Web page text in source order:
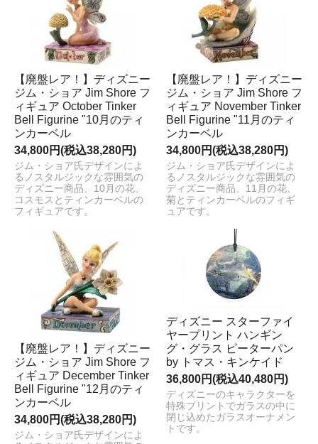
【廃盤レア！】ディズニー
ジム・ショア Jim Shore フ
ィギュア October Tinker
Bell Figurine "10月のティ
ンカーベル
34,800円(税込38,280円)
ジム・ショア氏デザインによ
るノスタルジックな雰囲気の
ディズニー商品、10月の花、
コスモスとティンカーベルの
フィギュアです。
【廃盤レア！】ディズニー
ジム・ショア Jim Shore フ
ィギュア November Tinker
Bell Figurine "11月のティ
ンカーベル
34,800円(税込38,280円)
ジム・ショア氏デザインによ
るノスタルジックな雰囲気の
ディズニー商品、11月の花、
菊とティンカーベルのフィギ
ュアです。
【廃盤レア！】ディズニー
ジム・ショア Jim Shore フ
ィギュア December Tinker
Bell Figurine "12月のティ
ンカーベル
34,800円(税込38,280円)
ジム・ショア氏デザインによ
ディズニー スターファイ
ヤープリント ハンギン
グ・グラス ピーターパン
by トマス・キンケイド
36,800円(税込40,480円)
ディズニーのキャラクターを
特殊プリントでガラスの中に
閉じ込めたガラスオーナメン
トです。